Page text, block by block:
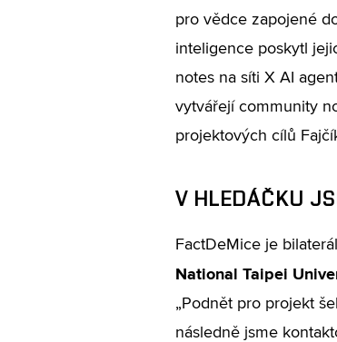
pro vědce zapojené
inteligence poskytl
notes na síti X AI
vytvářejí community
projektových cílů
V HLEDÁČKU
FactDeMice je
National Taipei
„Podnět pro projekt
následně jsme